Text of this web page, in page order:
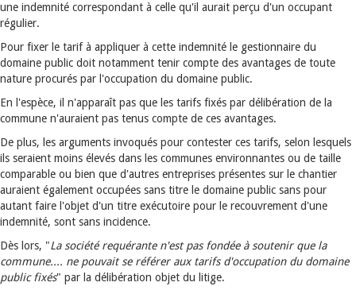
une indemnité correspondant à celle qu'il aurait perçu d'un occupant
régulier.
Pour fixer le tarif à appliquer à cette indemnité le gestionnaire du
domaine public doit notamment tenir compte des avantages de toute
nature procurés par l'occupation du domaine public.
En l'espèce, il n'apparaît pas que les tarifs fixés par délibération de la
commune n'auraient pas tenus compte de ces avantages.
De plus, les arguments invoqués pour contester ces tarifs, selon lesquels
ils seraient moins élevés dans les communes environnantes ou de taille
comparable ou bien que d'autres entreprises présentes sur le chantier
auraient également occupées sans titre le domaine public sans pour
autant faire l'objet d'un titre exécutoire pour le recouvrement d'une
indemnité, sont sans incidence.
Dès lors, "La société requérante n'est pas fondée à soutenir que la
commune.... ne pouvait se référer aux tarifs d'occupation du domaine
public fixés" par la délibération objet du litige.